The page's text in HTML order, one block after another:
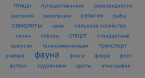
птицы путешественники разновидности
растения революции религия рыбы
самолеты связь сельское хозяйство
слоны соборы спорт
стандартные
выпуски
телекоммуникации транспорт
ученые фауна флаги флора
флот
футбол
художники цветы этнография